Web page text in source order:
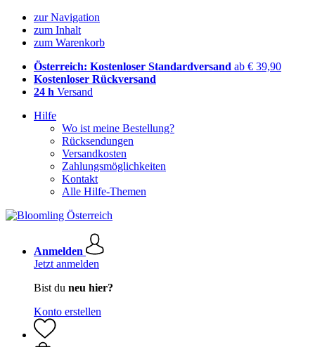
zur Navigation
zum Inhalt
zum Warenkorb
Österreich: Kostenloser Standardversand ab € 39,90
Kostenloser Rückversand
24 h Versand
Hilfe
Wo ist meine Bestellung?
Rücksendungen
Versandkosten
Zahlungsmöglichkeiten
Kontakt
Alle Hilfe-Themen
Anmelden
Jetzt anmelden
Bist du neu hier?
Konto erstellen